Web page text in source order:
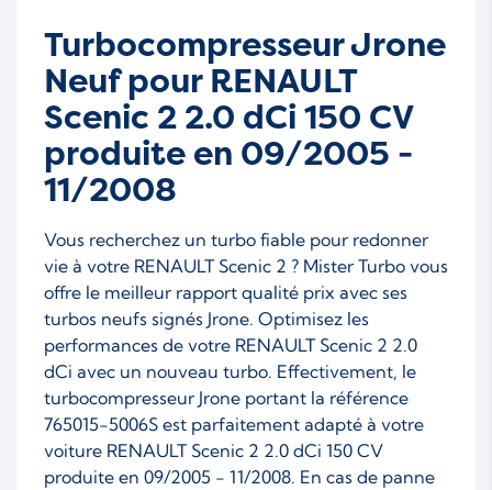
M9R 862
M9R 865
M9R 866
Turbocompresseur Jrone
Neuf pour RENAULT
Scenic 2 2.0 dCi 150 CV
produite en 09/2005 -
11/2008
Vous recherchez un turbo fiable pour redonner
vie à votre RENAULT Scenic 2 ? Mister Turbo vous
offre le meilleur rapport qualité prix avec ses
turbos neufs signés Jrone. Optimisez les
performances de votre RENAULT Scenic 2 2.0
dCi avec un nouveau turbo. Effectivement, le
turbocompresseur Jrone portant la référence
765015-5006S est parfaitement adapté à votre
voiture RENAULT Scenic 2 2.0 dCi 150 CV
produite en 09/2005 - 11/2008. En cas de panne